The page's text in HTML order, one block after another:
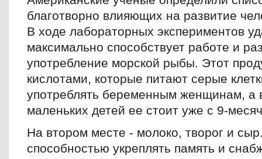
благотворно влияющих на развитие
В ходе лабораторных экспериментов
максимально способствует работе и
употребление морской рыбы. Этот
кислотами, которые питают серые
употреблять беременным женщинам, а
маленьких детей ее стоит уже с 9-
На втором месте - молоко, творог и
способностью укреплять память и